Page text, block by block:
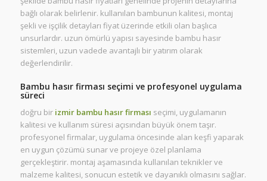
bağlı olarak belirlenir. kullanılan bambunun kalitesi, montaj
şekli ve işçilik detayları fiyat üzerinde etkili olan başlıca
unsurlardır. uzun ömürlü yapısı sayesinde bambu hasır
sistemleri, uzun vadede avantajlı bir yatırım olarak
değerlendirilir.
Bambu hasır firması seçimi ve profesyonel uygulama
süreci
doğru bir izmir bambu hasır firması seçimi, uygulamanın
kalitesi ve kullanım süresi açısından büyük önem taşır.
profesyonel firmalar, uygulama öncesinde alan keşfi yaparak
en uygun çözümü sunar ve projeye özel planlama
gerçekleştirir. montaj aşamasında kullanılan teknikler ve
malzeme kalitesi, sonucun estetik ve dayanıklı olmasını sağlar.